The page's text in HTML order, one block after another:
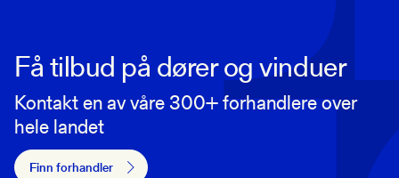
Få tilbud på dører og vinduer
Kontakt en av våre 300+ forhandlere over
hele landet
Finn forhandler